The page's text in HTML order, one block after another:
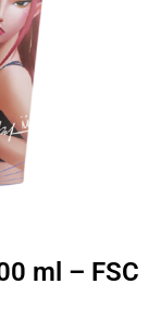
ml – FSC